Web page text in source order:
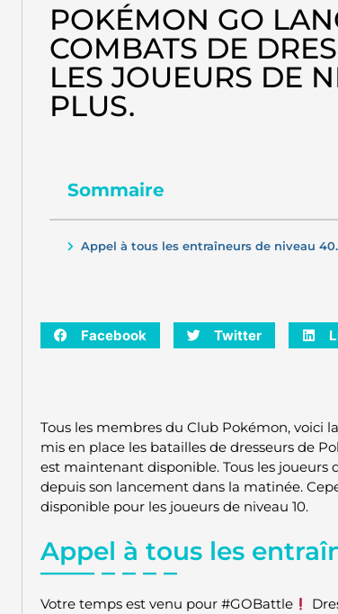
POKÉMON GO
COMBATS DE
LES JOUEURS DE
PLUS.
Sommaire
Appel à tous les entraîneurs de niveau 40.
Facebook Twitter
Tous les membres du Club Pokémon, voici
mis en place les batailles de dresseurs de
est maintenant disponible. Tous les joueurs
depuis son lancement dans la matinée.
disponible pour les joueurs de niveau 10.
Appel à tous les
Votre temps est venu pour #GOBattle